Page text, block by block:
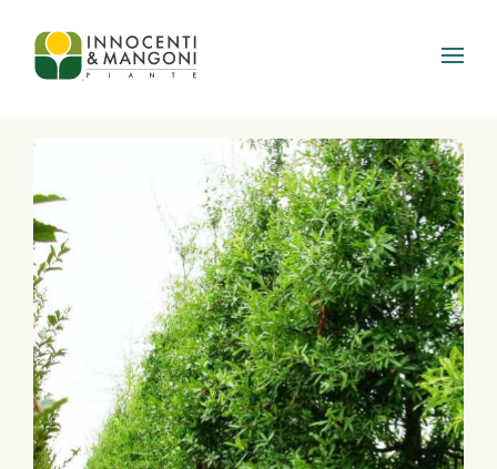
Skip to main content